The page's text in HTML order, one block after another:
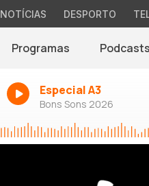
NOTÍCIAS DESPORTO
Programas Podcasts
Especial A3
Bons Sons 2026